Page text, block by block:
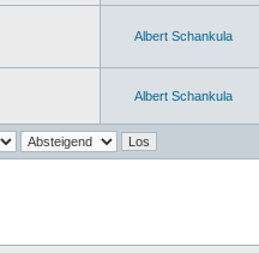
Albert Schankula
Albert Schankula